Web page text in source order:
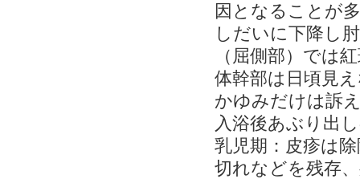
因となることが
しだいに下降し
（屈側部）では
体幹部は日頃見
かゆみだけは訴
入浴後あぶり出
乳児期：皮疹は
切れなどを残存